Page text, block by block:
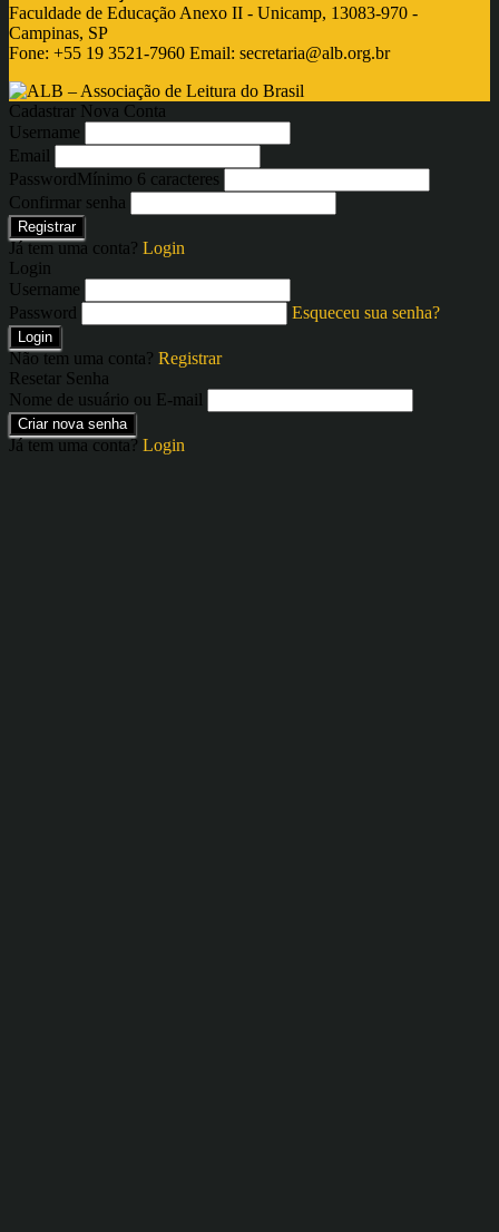
Faculdade de Educação Anexo II - Unicamp, 13083-970 -
Campinas, SP
Fone: +55 19 3521-7960 Email: secretaria@alb.org.br
Cadastrar Nova Conta
Username
Email
PasswordMínimo 6 caracteres
Confirmar senha
Registrar
Já tem uma conta? Login
Login
Username
Password
Esqueceu sua senha?
Login
Não tem uma conta? Registrar
Resetar Senha
Nome de usuário ou E-mail
Criar nova senha
Já tem uma conta? Login